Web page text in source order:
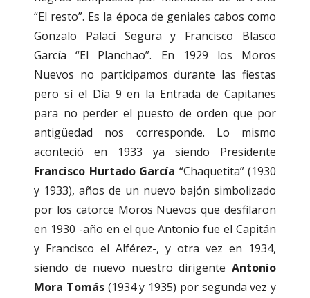
“El resto”. Es la época de geniales cabos como
Gonzalo Palací Segura y Francisco Blasco
García “El Planchao”. En 1929 los Moros
Nuevos no participamos durante las fiestas
pero sí el Día 9 en la Entrada de Capitanes
para no perder el puesto de orden que por
antigüedad nos corresponde. Lo mismo
aconteció en 1933 ya siendo Presidente
Francisco Hurtado García “Chaquetita” (1930
y 1933), años de un nuevo bajón simbolizado
por los catorce Moros Nuevos que desfilaron
en 1930 -año en el que Antonio fue el Capitán
y Francisco el Alférez-, y otra vez en 1934,
siendo de nuevo nuestro dirigente Antonio
Mora Tomás(1934 y 1935) por segunda vez y